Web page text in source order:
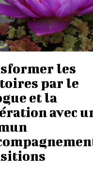
les
par le
et la
avec